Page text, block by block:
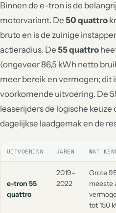
Binnen de e-tron is de
motorvariant. De 50 quattro
bruto en is de zuinige
actieradius. De 55 quattro
(ongeveer 86,5 kWh netto
meer bereik en vermogen; dit
voorkomende uitvoering. De
leaserijders de logische
dagelijkse laadgemak en de
UITVOERING JAREN WAT
e-tron 55
quattro
2019–
2022
Grote
meeste
tot 150